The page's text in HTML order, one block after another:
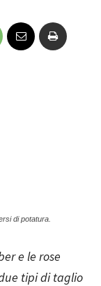
di potatura.
e le rose
tipi di taglio